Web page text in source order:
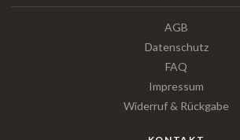
AGB
Datenschutz
FAQ
Impressum
Widerruf & Rückgabe